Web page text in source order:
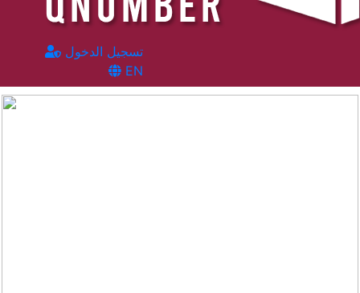
تسجيل الدخول
EN